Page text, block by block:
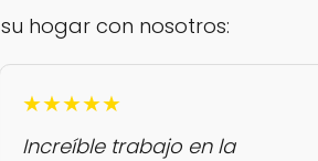
hogar con nosotros:
★★★★★
Increíble trabajo en la